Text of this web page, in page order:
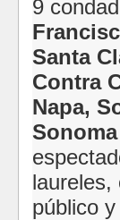
9
Santa
Contra
Napa,
Sonoma
laureles,
público